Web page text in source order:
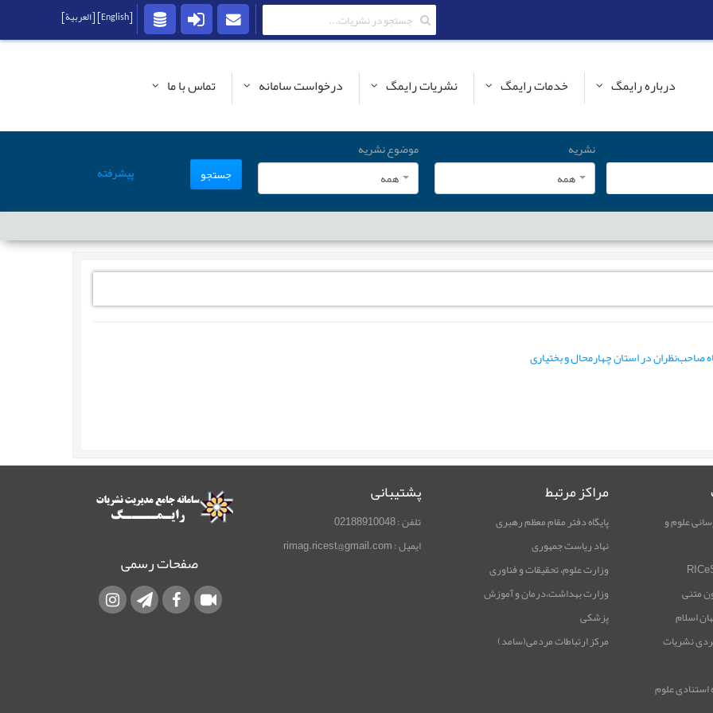
درباره رایمگ خدمات رایمگ نشریات رایمگ درخواست سامانه تماس با ما
نشریه
همه
موضوع نشریه
همه
جستجو پیشرفته
صاحب‌نظران در ‌استان چهارمحال و بختیاری
علوم و
متنی
اسلام
نشریات
علوم
مراکز مرتبط
پایگاه دفتر مقام معظم رهبری
نهاد ریاست جمهوری
وزارت علوم، تحقیقات و فناوری
وزارت بهداشت،درمان و آموزش
پزشکی
مرکز ارتباطات مردمی(سامد)
پشتیبانی
تلفن : 02188910048
ایمیل : rimag.ricest@gmail.com
صفحات رسمی
[English] [العربية]